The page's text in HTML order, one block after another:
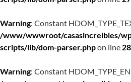
Warning: Constant
/www/wwwroot/casasincreibles/
scripts/lib/dom-parser.phpon line 28
Warning: Constant